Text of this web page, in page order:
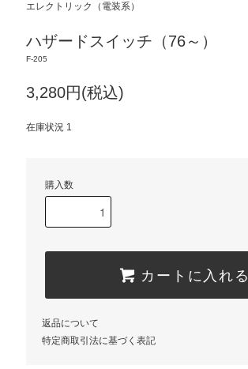
エレクトリック（電装系）
ハザードスイッチ（76～）
F-205
3,280円(税込)
在庫状況 1
購入数
カートに入れる
返品について
特定商取引法に基づく表記